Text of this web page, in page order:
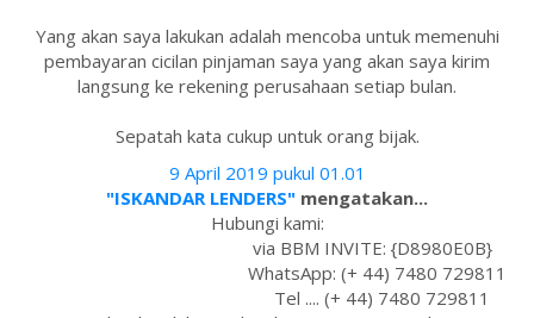
Yang akan saya lakukan adalah mencoba untuk memenuhi
pembayaran cicilan pinjaman saya yang akan saya kirim
langsung ke rekening perusahaan setiap bulan.
Sepatah kata cukup untuk orang bijak.
9 April 2019 pukul 01.01
"ISKANDAR LENDERS" mengatakan...
Hubungi kami:
via BBM INVITE: {D8980E0B}
WhatsApp: (+ 44) 7480 729811
Tel .... (+ 44) 7480 729811